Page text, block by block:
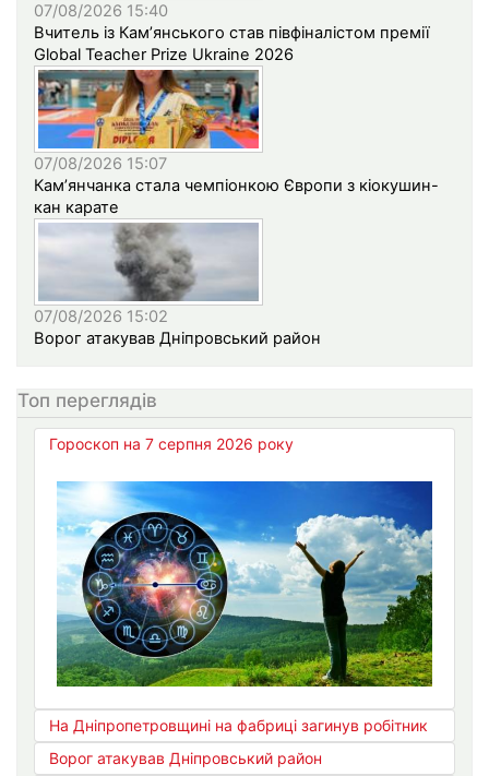
07/08/2026 15:40
Вчитель із Кам’янського став півфіналістом премії
Global Teacher Prize Ukraine 2026
07/08/2026 15:07
Кам’янчанка стала чемпіонкою Європи з кіокушин-
кан карате
07/08/2026 15:02
Ворог атакував Дніпровський район
Топ переглядів
Гороскоп на 7 серпня 2026 року
На Дніпропетровщині на фабриці загинув робітник
Ворог атакував Дніпровський район